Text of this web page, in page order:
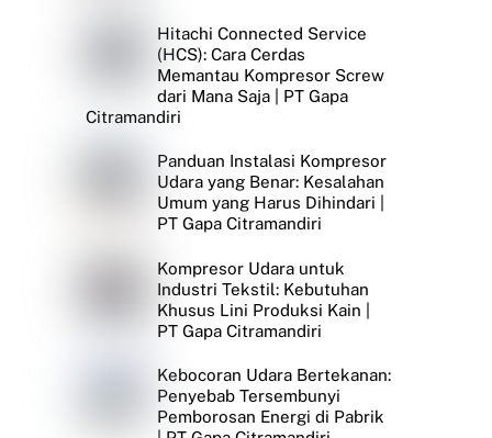
Hitachi Connected Service
(HCS): Cara Cerdas
Memantau Kompresor Screw
dari Mana Saja | PT Gapa
Citramandiri
Panduan Instalasi Kompresor
Udara yang Benar: Kesalahan
Umum yang Harus Dihindari |
PT Gapa Citramandiri
Kompresor Udara untuk
Industri Tekstil: Kebutuhan
Khusus Lini Produksi Kain |
PT Gapa Citramandiri
Kebocoran Udara Bertekanan:
Penyebab Tersembunyi
Pemborosan Energi di Pabrik